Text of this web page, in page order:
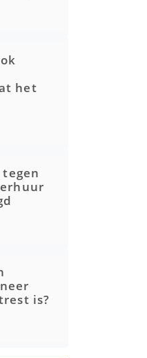
het
is?